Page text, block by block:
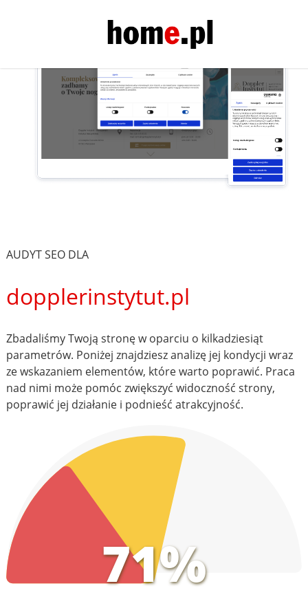
AUDYT SEO DLA
dopplerinstytut.pl
Zbadaliśmy Twoją stronę w oparciu o kilkadziesiąt
parametrów. Poniżej znajdziesz analizę jej kondycji wraz
ze wskazaniem elementów, które warto poprawić. Praca
nad nimi może pomóc zwiększyć widoczność strony,
poprawić jej działanie i podnieść atrakcyjność.
71%